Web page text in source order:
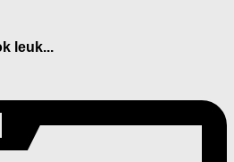
leuk...